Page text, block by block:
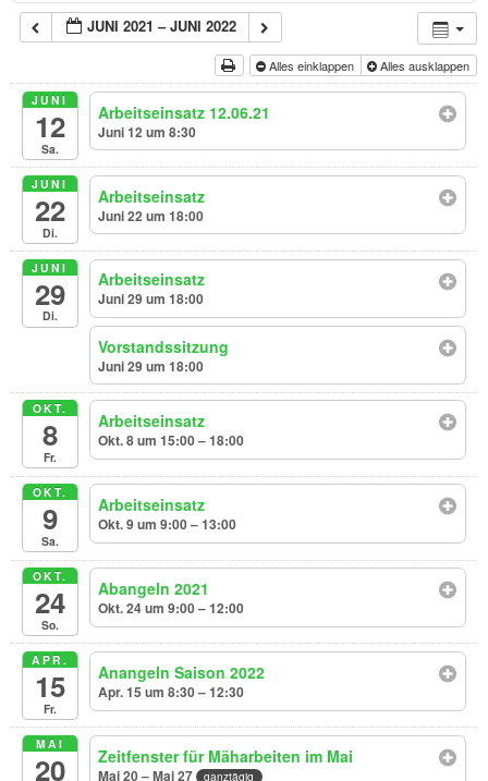
JUNI 2021 – JUNI 2022
Alles einklappen Alles ausklappen
JUNI
12
Sa.
Arbeitseinsatz 12.06.21
Juni 12 um 8:30
JUNI
22
Di.
Arbeitseinsatz
Juni 22 um 18:00
JUNI
29
Di.
Arbeitseinsatz
Juni 29 um 18:00
Vorstandssitzung
Juni 29 um 18:00
OKT.
8
Fr.
Arbeitseinsatz
Okt. 8 um 15:00 – 18:00
OKT.
9
Sa.
Arbeitseinsatz
Okt. 9 um 9:00 – 13:00
OKT.
24
So.
Abangeln 2021
Okt. 24 um 9:00 – 12:00
APR.
15
Fr.
Anangeln Saison 2022
Apr. 15 um 8:30 – 12:30
MAI
20 Zeitfenster für Mäharbeiten im Mai
Mai 20 – Mai 27 ganztägig